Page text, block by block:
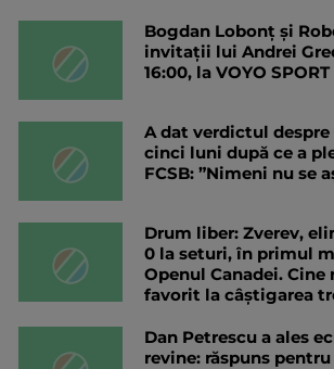
Bogdan Lobonț și
invitații lui Andrei
16:00, la VOYO SPORT
A dat verdictul
cinci luni după ce a
FCSB: ”Nimeni nu se
Drum liber: Zverev,
0 la seturi, în primul
Openul Canadei. Cine
favorit la câștigarea
Dan Petrescu a ales
revine: răspuns